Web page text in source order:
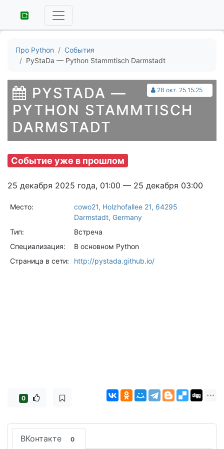
Про Python
События
PyStaDa — Python Stammtisch Darmstadt
28 окт. 25 15:25
PYSTADA —
PYTHON STAMMTISCH
DARMSTADT
Событие уже в прошлом
25 декабря 2025 года, 01:00 — 25 декабря 03:00
Место:
cowo21, Holzhofallee 21, 64295
Darmstadt, Germany
Тип:
Встреча
Специализация:
В основном Python
Страница в сети:
http://pystada.github.io/
0
ВКонтакте 0